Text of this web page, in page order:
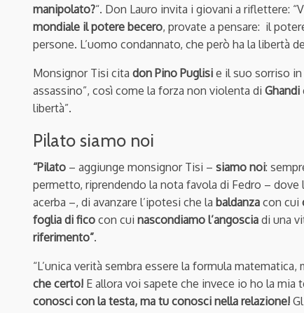
manipolato?“. Don Lauro invita i giovani a riflettere: “
mondiale il potere becero, provate a pensare: il
persone. L’uomo condannato, che però ha la libertà
Monsignor Tisi cita don Pino Puglisi e il suo sorriso
assassino”, così come la forza non violenta di Ghandi
libertà”.
Pilato siamo noi
“Pilato – aggiunge monsignor Tisi – siamo noi:
permetto, riprendendo la nota favola di Fedro – dove
acerba –, di avanzare l’ipotesi che la baldanza con cui
foglia di fico con cui nascondiamo l’angoscia di una
riferimento”.
“L’unica verità sembra essere la formula
che certo! E allora voi sapete che invece io ho la mia
conosci con la testa, ma tu conosci nella relazione!